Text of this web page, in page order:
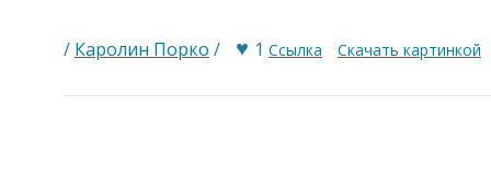
/ Каролин Порко / ♥ 1 Ссылка Скачать картинкой